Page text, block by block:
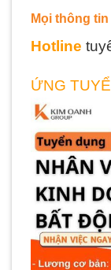
Mọi thông
Hotline
ỨNG